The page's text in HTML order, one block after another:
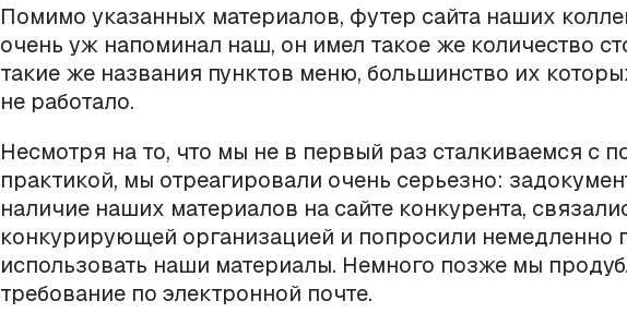
Помимо указанных материалов, футер сайта наших
очень уж напоминал наш, он имел такое же количество
такие же названия пунктов меню, большинство их
не работало.
Несмотря на то, что мы не в первый раз сталкиваемся с
практикой, мы отреагировали очень серьезно:
наличие наших материалов на сайте конкурента,
конкурирующей организацией и попросили немедленно
использовать наши материалы. Немного позже мы
требование по электронной почте.